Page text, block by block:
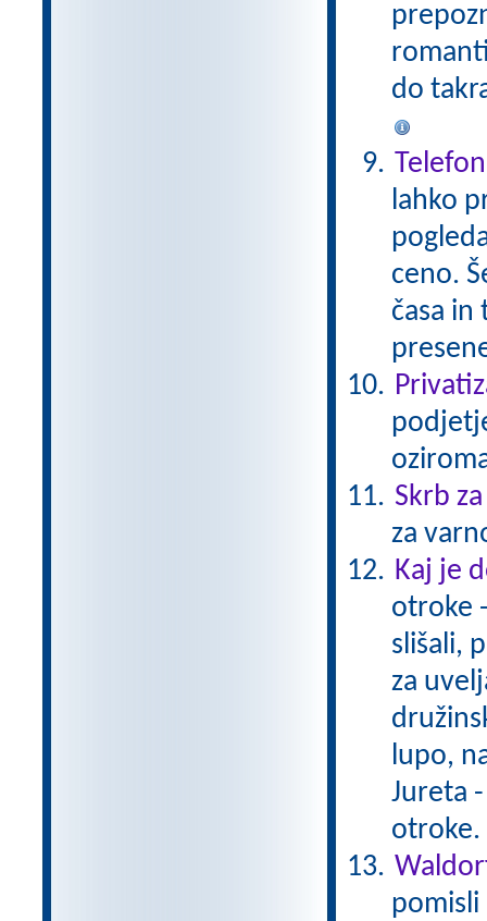
do
lahko
ceno.
časa in
Skrb
za
Kaj je
otroke
slišali,
za
lupo,
Jureta
pomisli